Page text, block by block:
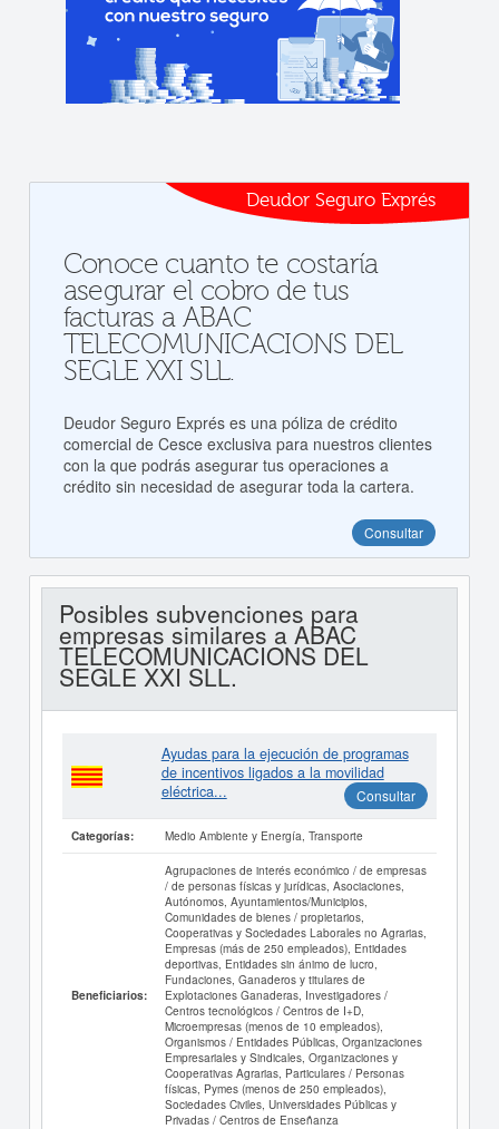
Deudor Seguro Exprés
Conoce cuanto te costaría
asegurar el cobro de tus
facturas a ABAC
TELECOMUNICACIONS DEL
SEGLE XXI SLL.
Deudor Seguro Exprés es una póliza de crédito
comercial de Cesce exclusiva para nuestros clientes
con la que podrás asegurar tus operaciones a
crédito sin necesidad de asegurar toda la cartera.
Consultar
Posibles subvenciones para
empresas similares a ABAC
TELECOMUNICACIONS DEL
SEGLE XXI SLL.
Ayudas para la ejecución de programas
de incentivos ligados a la movilidad
eléctrica...
Consultar
Categorías: Medio Ambiente y Energía, Transporte
Beneficiarios:
Agrupaciones de interés económico / de empresas
/ de personas físicas y jurídicas, Asociaciones,
Autónomos, Ayuntamientos/Municipios,
Comunidades de bienes / propietarios,
Cooperativas y Sociedades Laborales no Agrarias,
Empresas (más de 250 empleados), Entidades
deportivas, Entidades sin ánimo de lucro,
Fundaciones, Ganaderos y titulares de
Explotaciones Ganaderas, Investigadores /
Centros tecnológicos / Centros de I+D,
Microempresas (menos de 10 empleados),
Organismos / Entidades Públicas, Organizaciones
Empresariales y Sindicales, Organizaciones y
Cooperativas Agrarias, Particulares / Personas
físicas, Pymes (menos de 250 empleados),
Sociedades Civiles, Universidades Públicas y
Privadas / Centros de Enseñanza